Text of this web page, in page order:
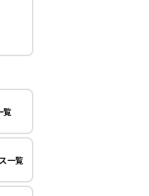
覧
一覧